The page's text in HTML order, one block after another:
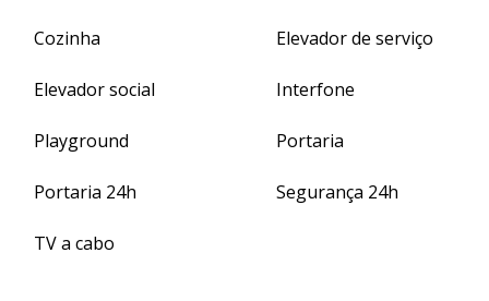
Cozinha Elevador de serviço
Elevador social Interfone
Playground Portaria
Portaria 24h Segurança 24h
TV a cabo